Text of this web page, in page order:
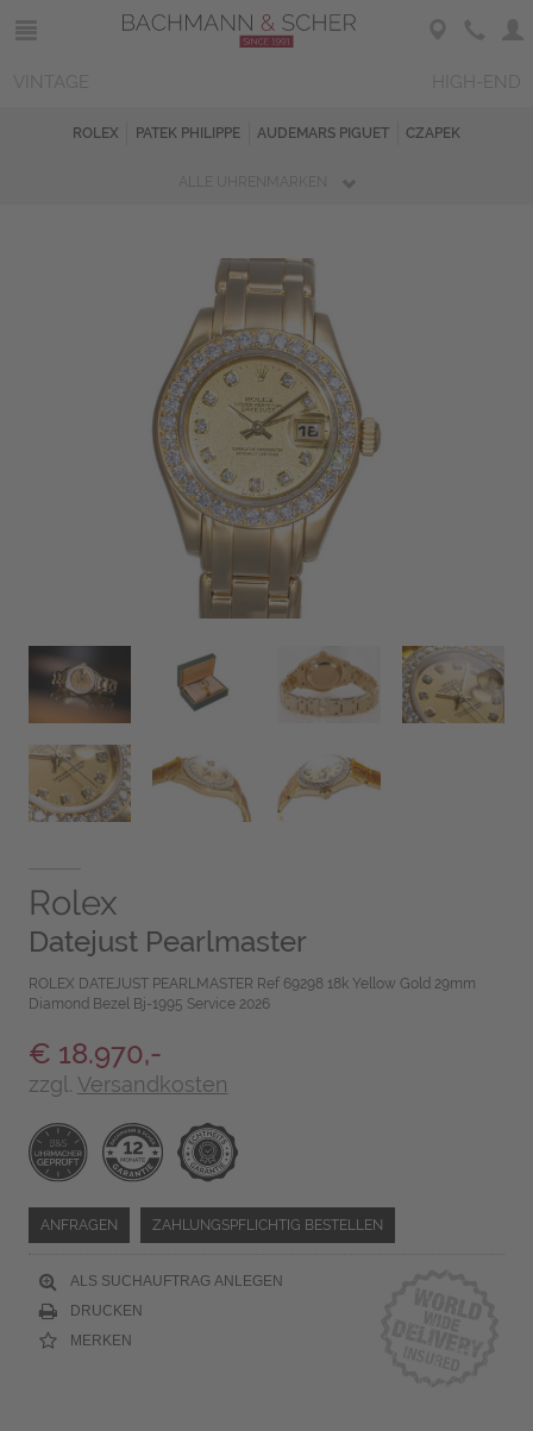
ROLEX PATEK PHILIPPE AUDEMARS PIGUET CZAPEK
Rolex
Datejust Pearlmaster
ROLEX DATEJUST PEARLMASTER Ref 69298 18k Yellow Gold 29mm
Diamond Bezel Bj-1995 Service 2026
€ 18.970,-
zzgl. Versandkosten
ANFRAGEN ZAHLUNGSPFLICHTIG BESTELLEN
ALS SUCHAUFTRAG ANLEGEN
DRUCKEN
MERKEN